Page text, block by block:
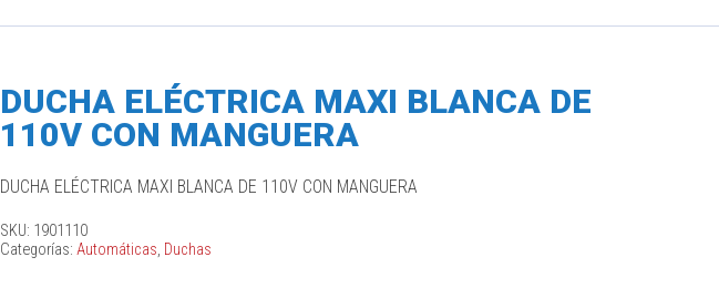
DUCHA ELÉCTRICA MAXI BLANCA DE
110V CON MANGUERA
DUCHA ELÉCTRICA MAXI BLANCA DE 110V CON MANGUERA
SKU: 1901110
Categorías: Automáticas, Duchas